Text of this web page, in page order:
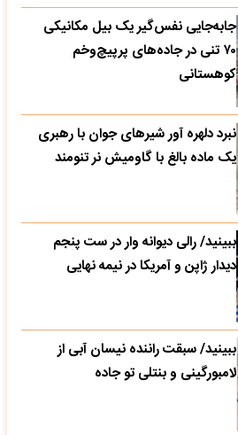
جابه‌جایی نفس‌گیر یک بیل مکانیکی
۷۰ تنی در جاده‌های پرپیچ‌وخم
کوهستانی
نبرد دلهره آور شیرهای جوان با رهبری
یک ماده بالغ با گاومیش نر تنومند
ببینید/ رالی دیوانه وار در ست پنجم
دیدار ژاپن و آمریکا در نیمه نهایی
ببینید/ سبقت راننده نیسان آبی از
لامبورگینی و بنتلی تو جاده